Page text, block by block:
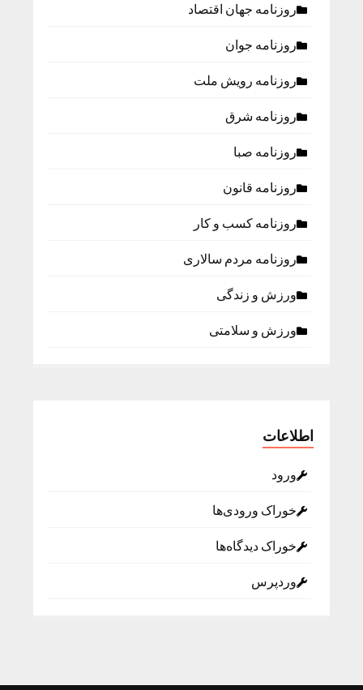
روزنامه جهان اقتصاد
روزنامه جوان
روزنامه رویش ملت
روزنامه شرق
روزنامه صبا
روزنامه قانون
روزنامه كسب و كار
روزنامه مردم سالاری
ورزش و زندگی
ورزش و سلامتی
اطلاعات
ورود
خوراک ورودی‌ها
خوراک دیدگاه‌ها
وردپرس